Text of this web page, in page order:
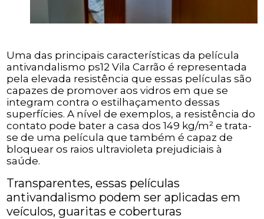
Uma das principais características da película
antivandalismo ps12 Vila Carrão é representada
pela elevada resistência que essas películas são
capazes de promover aos vidros em que se
integram contra o estilhaçamento dessas
superfícies. A nível de exemplos, a resistência do
contato pode bater a casa dos 149 kg/m² e trata-
se de uma película que também é capaz de
bloquear os raios ultravioleta prejudiciais à
saúde.
Transparentes, essas películas
antivandalismo podem ser aplicadas em
veículos, guaritas e coberturas